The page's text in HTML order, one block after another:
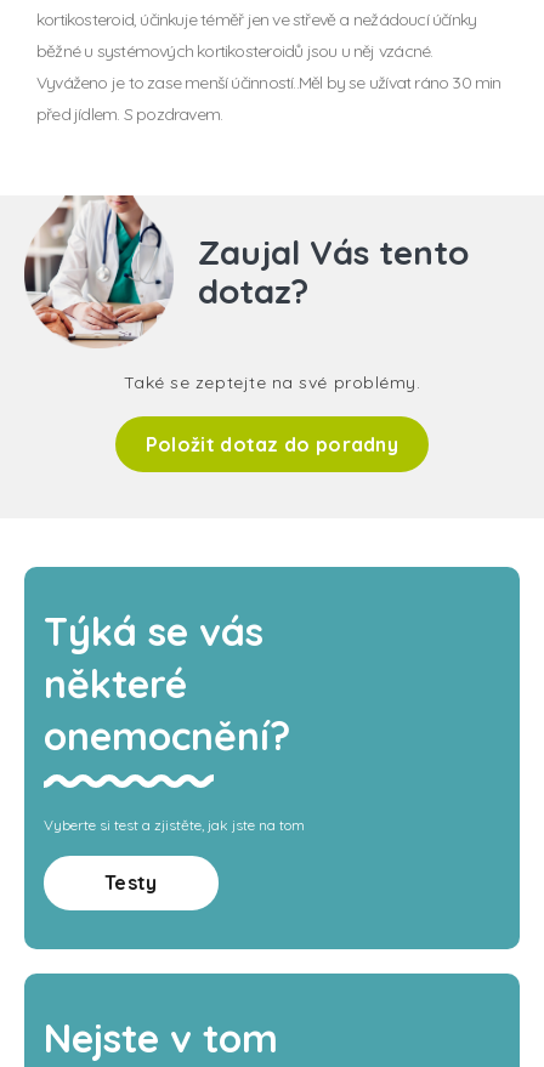
kortikosteroid, účinkuje téměř jen ve střevě a nežádoucí účínky
běžné u systémových kortikosteroidů jsou u něj vzácné.
Vyváženo je to zase menší účinností..Měl by se užívat ráno 30 min
před jídlem. S pozdravem.
Zaujal Vás tento
dotaz?
Také se zeptejte na své problémy.
Položit dotaz do poradny
Týká se vás
některé
onemocnění?
Vyberte si test a zjistěte, jak jste na tom
Testy
Nejste v tom